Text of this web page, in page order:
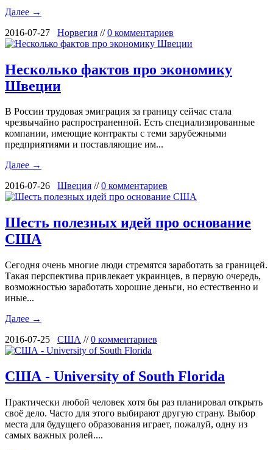
Далее →
2016-07-27 Норвегия //0 комментариев
Несколько фактов про экономику
Швеции
В России трудовая эмиграция за границу сейчас стала
чрезвычайно распространенной. Есть специализированные
компании, имеющие контракты с теми зарубежными
предприятиями и поставляющие им...
Далее →
2016-07-26 Швеция //0 комментариев
Шесть полезных идей про основание
США
Сегодня очень многие люди стремятся заработать за границей.
Такая перспектива привлекает украинцев, в первую очередь,
возможностью заработать хорошие деньги, но естественно и
иные...
Далее →
2016-07-25 США //0 комментариев
США - University of South Florida
Практически любой человек хотя бы раз планировал открыть
своё дело. Часто для этого выбирают другую страну. Выбор
места для будущего образования играет, пожалуй, одну из
самых важных ролей....